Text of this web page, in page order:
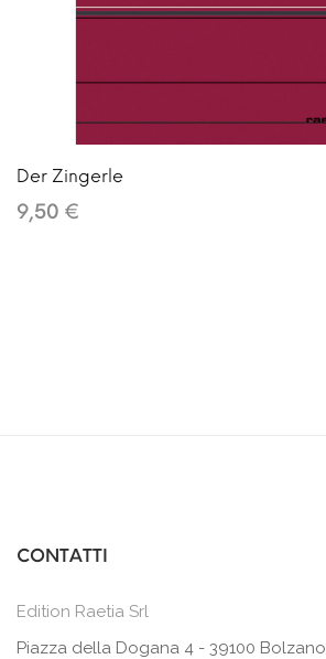
Der Zingerle
9,50 €
CONTATTI
Edition Raetia Srl
Piazza della Dogana 4 - 39100 Bolzano